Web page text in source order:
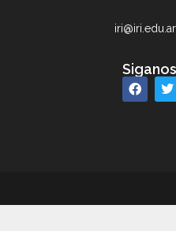
iri@iri.edu.ar